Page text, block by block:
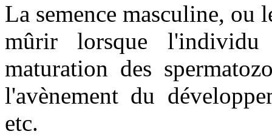
La semence masculine, ou
mûrir lorsque
maturation des
l'avènement du
etc.